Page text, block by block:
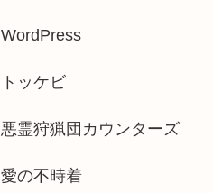
WordPress
トッケビ
悪霊狩猟団カウンターズ
愛の不時着